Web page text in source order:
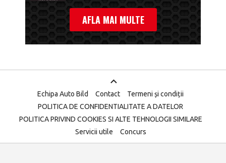
AFLA MAI MULTE
Echipa Auto Bild Contact
Termeni și condiții
POLITICA DE CONFIDENTIALITATE A DATELOR
POLITICA PRIVIND COOKIES SI ALTE TEHNOLOGII SIMILARE
Servicii utile
Concurs